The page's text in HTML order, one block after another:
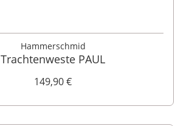
Hammerschmid
Trachtenweste PAUL
149,90 €